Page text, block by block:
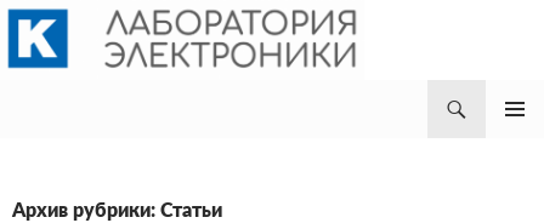
Архив рубрики: Статьи